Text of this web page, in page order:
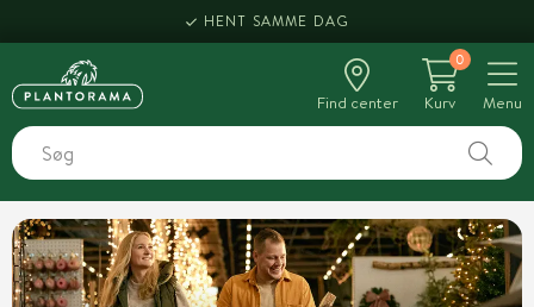
HENT SAMME DAG
Find center
0
Kurv
Menu